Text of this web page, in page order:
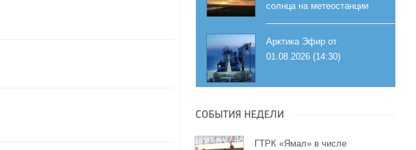
солнца на метеостанции
Арктика Эфир от
01.08.2026 (14:30)
СОБЫТИЯ НЕДЕЛИ
ГТРК «Ямал» в числе